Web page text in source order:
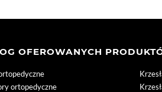
OFEROWANYCH
ortopedyczne